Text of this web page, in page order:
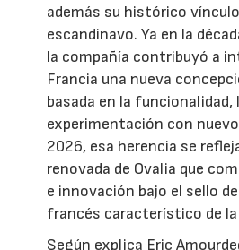
además su histórico
escandinavo. Ya en la
la compañía contribuyó a
Francia una nueva
basada en la funcionalidad,
experimentación con
2026, esa herencia se
renovada de Ovalia que
e innovación bajo el sello
francés característico de la
Según explica Eric